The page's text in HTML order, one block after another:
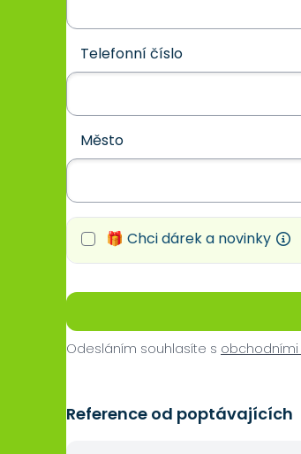
Telefonní číslo
Město
🎁 Chci dárek a novinky
Odesláním souhlasíte s
Reference od poptávajících